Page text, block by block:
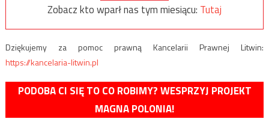
Zobacz kto wparł nas tym miesiącu: Tutaj
Dziękujemy za pomoc prawną Kancelarii Prawnej Litwin:
https://kancelaria-litwin.pl
PODOBA CI SIĘ TO CO ROBIMY? WESPRZYJ PROJEKT
MAGNA POLONIA!